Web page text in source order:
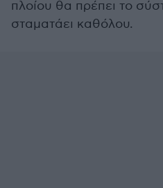
πλοίου θα πρέπει το
σταματάει καθόλου.